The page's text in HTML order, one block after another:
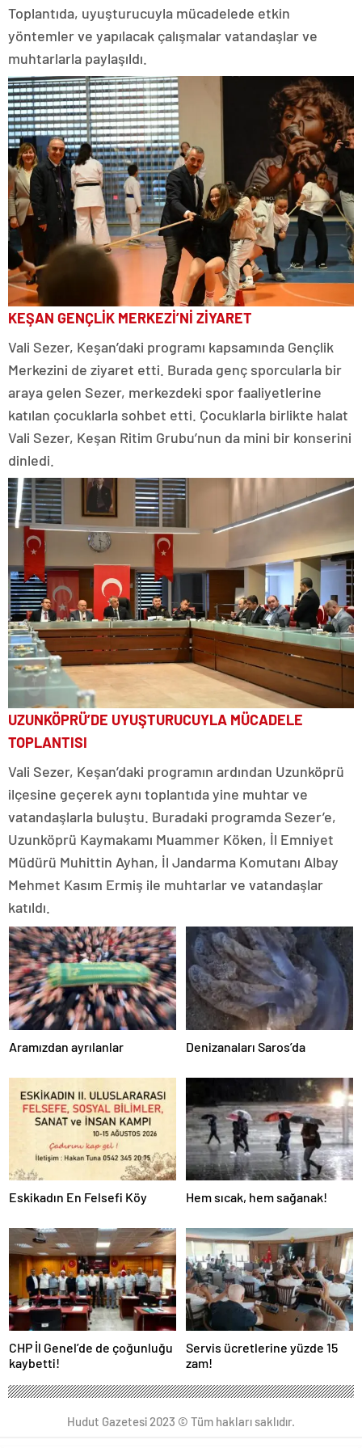
Toplantıda, uyuşturucuyla mücadelede etkin
yöntemler ve yapılacak çalışmalar vatandaşlar ve
muhtarlarla paylaşıldı.
KEŞAN GENÇLİK MERKEZİ’Nİ ZİYARET
Vali Sezer, Keşan’daki programı kapsamında Gençlik
Merkezini de ziyaret etti. Burada genç sporcularla bir
araya gelen Sezer, merkezdeki spor faaliyetlerine
katılan çocuklarla sohbet etti. Çocuklarla birlikte halat
Vali Sezer, Keşan Ritim Grubu’nun da mini bir konserini
dinledi.
UZUNKÖPRÜ’DE UYUŞTURUCUYLA MÜCADELE
TOPLANTISI
Vali Sezer, Keşan’daki programın ardından Uzunköprü
ilçesine geçerek aynı toplantıda yine muhtar ve
vatandaşlarla buluştu. Buradaki programda Sezer’e,
Uzunköprü Kaymakamı Muammer Köken, İl Emniyet
Müdürü Muhittin Ayhan, İl Jandarma Komutanı Albay
Mehmet Kasım Ermiş ile muhtarlar ve vatandaşlar
katıldı.
Aramızdan ayrılanlar Denizanaları Saros’da
Eskikadın En Felsefi Köy Hem sıcak, hem sağanak!
CHP İl Genel’de de çoğunluğu
kaybetti!
Servis ücretlerine yüzde 15
zam!
Hudut Gazetesi 2023 © Tüm hakları saklıdır.